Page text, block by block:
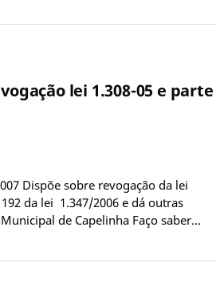
lei 1.308-05 e parte
Dispõe sobre revogação da lei
da lei 1.347/2006 e dá outras
de Capelinha Faço saber…